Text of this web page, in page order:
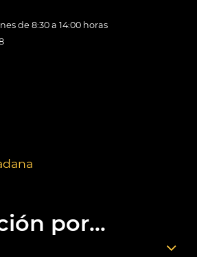
de 8:30 a 14:00 horas
por...